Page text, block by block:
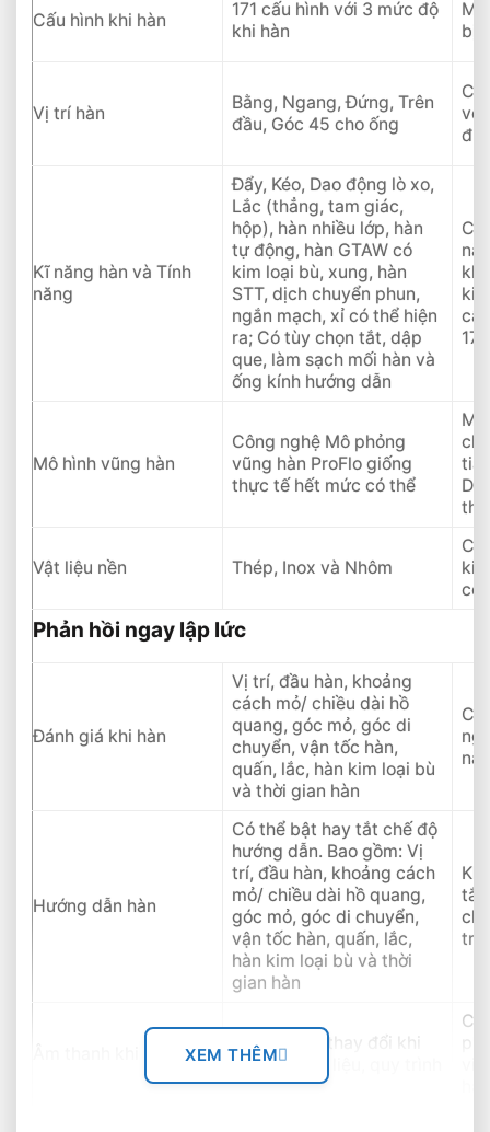
10 Lỗi Thường Gặp Khi Cắt Plasma Cần
Máy cắt laser CNC Fiber™ ⭐️ Cắt Không
Hàn Tig Chi Tiết
Cấu hình khi hàn
171 cấu hình với 3 mức độ
khi hàn
bị
Vị trí hàn
Bằng, Ngang, Đứng, Trên
đầu, Góc 45 cho ống
Có
với
Kĩ năng hàn và Tính
năng
Đẩy, Kéo, Dao động lò xo,
Lắc (thẳng, tam giác,
hộp), hàn nhiều lớp, hàn
tự động, hàn GTAW có
kim loại bù, xung, hàn
STT, dịch chuyển phun,
ngắn mạch, xỉ có thể hiện
ra; Có tùy chọn tắt, dập
que, làm sạch mối hàn và
ống kính hướng dẫn
Có
Mô hình vũng hàn
Công nghệ Mô phỏng
vũng hàn ProFlo giống
thực tế hết mức có thể
tia
Vật liệu nền Thép, Inox và Nhôm
Có
có
Phản hồi ngay lập lức
Đánh giá khi hàn
Vị trí, đầu hàn, khoảng
cách mỏ/ chiều dài hồ
quang, góc mỏ, góc di
chuyển, vận tốc hàn,
quấn, lắc, hàn kim loại bù
và thời gian hàn
Hướng dẫn hàn
Có thể bật hay tắt chế độ
hướng dẫn. Bao gồm: Vị
trí, đầu hàn, khoảng cách
mỏ/ chiều dài hồ quang,
góc mỏ, góc di chuyển,
vận tốc hàn, quấn, lắc,
hàn kim loại bù và thời
gian hàn
tắt
Giống thật, thay đổi khi
thay đổi vật liệu, quy trình
XEM THÊM